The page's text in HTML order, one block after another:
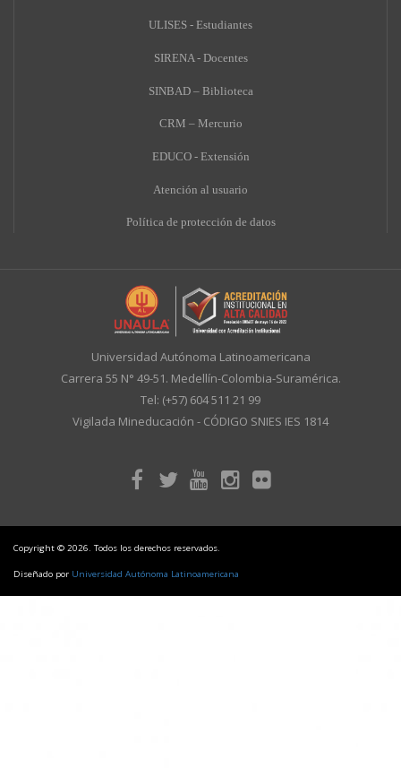
ULISES - Estudiantes
SIRENA - Docentes
SINBAD – Biblioteca
CRM – Mercurio
EDUCO - Extensión
Atención al usuario
Política de protección de datos
Universidad Autónoma Latinoamericana
Carrera 55 N° 49-51. Medellín-Colombia-Suramérica.
Tel: (+57) 604 511 21 99
Vigilada Mineducación - CÓDIGO SNIES IES 1814
Copyright © 2026. Todos los derechos reservados.
Diseñado por Universidad Autónoma Latinoamericana